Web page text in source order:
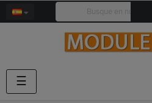
Navegación
de
☰